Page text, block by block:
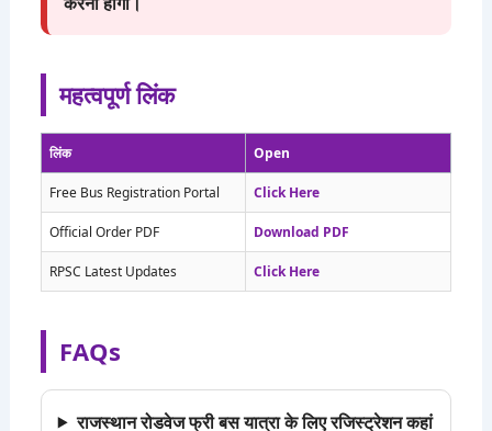
महत्वपूर्ण लिंक
लिंक Open
Free Bus Registration Portal Click Here
Official Order PDF Download PDF
RPSC Latest Updates Click Here
FAQs
राजस्थान रोडवेज फ्री बस यात्रा के लिए रजिस्ट्रेशन कहां